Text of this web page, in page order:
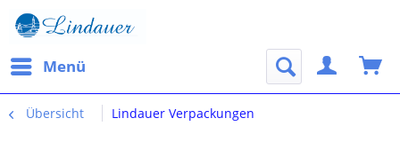
Menü
Übersicht Lindauer Verpackungen